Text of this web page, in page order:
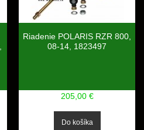
Riadenie POLARIS RZR 800,
08-14, 1823497
205,00 €